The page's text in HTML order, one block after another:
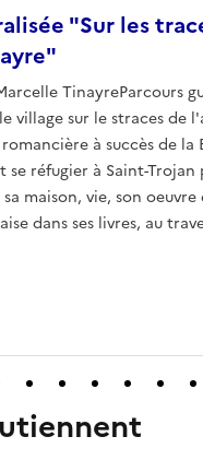
"Sur les
TinayreParcours
village sur le straces de
à succès de la
se réfugier à Saint-Trojan
maison, vie, son oeuvre
dans ses livres, au